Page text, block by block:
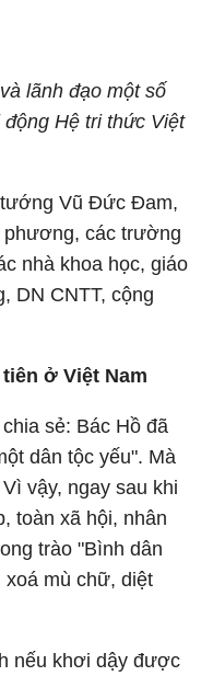
lãnh đạo một số
Hệ tri thức Việt
Vũ Đức Đam,
phương, các trường
nhà khoa học, giáo
DN CNTT, cộng
ở Việt Nam
sẻ: Bác Hồ đã
dân tộc yếu". Mà
vậy, ngay sau khi
toàn xã hội, nhân
trào "Bình dân
xoá mù chữ, diệt
nếu khơi dậy được